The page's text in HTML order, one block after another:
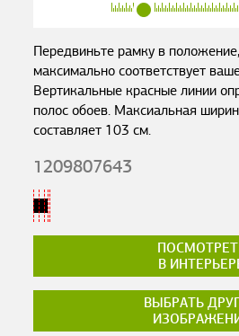
Передвиньте рамку в
максимально соответствует
Вертикальные красные линии
полос обоев. Максиальная
составляет 103 см.
1209807643
В
ВЫБРАТЬ